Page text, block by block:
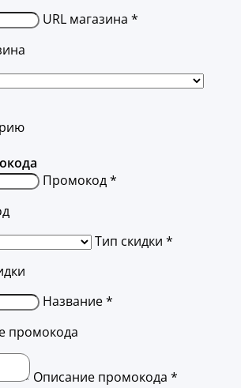
URL магазина *
Промокод *
Тип скидки *
Название *
промокода
Описание промокода *